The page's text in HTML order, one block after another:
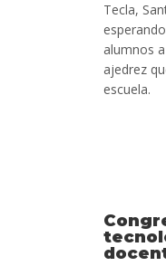
Tecla,
alumnos
ajedrez
escuela.